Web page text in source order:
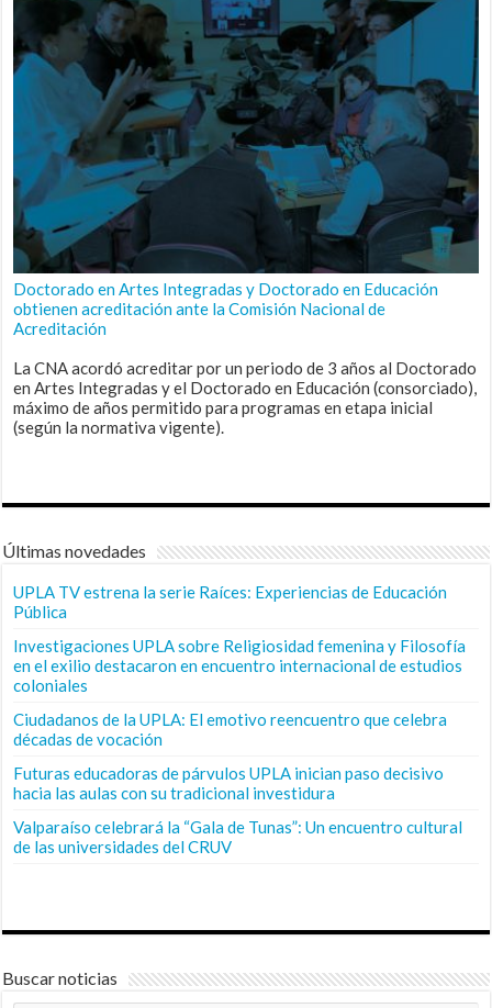
Doctorado en Artes Integradas y Doctorado en Educación
obtienen acreditación ante la Comisión Nacional de
Acreditación
La CNA acordó acreditar por un periodo de 3 años al Doctorado
en Artes Integradas y el Doctorado en Educación (consorciado),
máximo de años permitido para programas en etapa inicial
(según la normativa vigente).
Últimas novedades
UPLA TV estrena la serie Raíces: Experiencias de Educación
Pública
Investigaciones UPLA sobre Religiosidad femenina y Filosofía
en el exilio destacaron en encuentro internacional de estudios
coloniales
Ciudadanos de la UPLA: El emotivo reencuentro que celebra
décadas de vocación
Futuras educadoras de párvulos UPLA inician paso decisivo
hacia las aulas con su tradicional investidura
Valparaíso celebrará la “Gala de Tunas”: Un encuentro cultural
de las universidades del CRUV
Buscar noticias